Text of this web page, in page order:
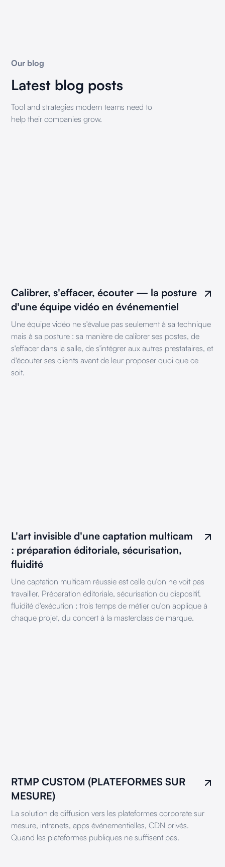
Our blog
Latest blog posts
Tool and strategies modern teams need to
help their companies grow.
Calibrer, s'effacer, écouter — la posture
d'une équipe vidéo en événementiel
Une équipe vidéo ne s'évalue pas seulement à sa technique
mais à sa posture : sa manière de calibrer ses postes, de
s'effacer dans la salle, de s'intégrer aux autres prestataires, et
d'écouter ses clients avant de leur proposer quoi que ce
soit.
L'art invisible d'une captation multicam
: préparation éditoriale, sécurisation,
fluidité
Une captation multicam réussie est celle qu'on ne voit pas
travailler. Préparation éditoriale, sécurisation du dispositif,
fluidité d'exécution : trois temps de métier qu'on applique à
chaque projet, du concert à la masterclass de marque.
RTMP CUSTOM (PLATEFORMES SUR
MESURE)
La solution de diffusion vers les plateformes corporate sur
mesure, intranets, apps événementielles, CDN privés.
Quand les plateformes publiques ne suffisent pas.